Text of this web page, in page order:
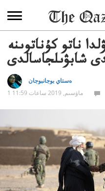
ناتو كۇناتوىنە
شابۋىلجاسالدى
ەستاي بوجانبوجان
1 ماۋسىم, 2019 ساعات 11:59